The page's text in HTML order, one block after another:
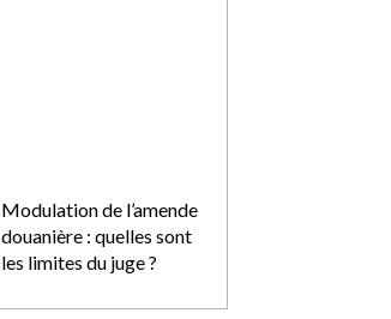
Modulation de l’amende
douanière : quelles sont
les limites du juge ?